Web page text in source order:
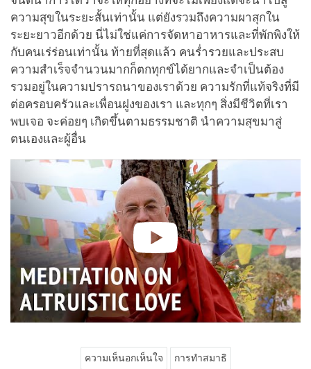
ความสุขในระยะสั้นเท่านั้น แต่ยังรวมถึงความผาสุกใน
ระยะยาวอีกด้วย นี่ไม่ใช่แค่การจัดหาอาหารและที่พักพิงให้
กับคนเร่ร่อนเท่านั้น ท้ายที่สุดแล้ว คนร่ำรวยและประสบ
ความสำเร็จจำนวนมากก็ตกทุกข์ได้ยากและจำเป็นต้อง
รวมอยู่ในความปรารถนาของเราด้วย ความรักที่แท้จริงที่มี
ต่อครอบครัวและเพื่อนฝูงของเรา และทุกๆ สิ่งมีชีวิตที่เรา
พบเจอ จะค่อยๆ เกิดขึ้นตามธรรมชาติ นำความสุขมาสู่
ตนเองและผู้อื่น
ความเห็นอกเห็นใจ การทำสมาธิ